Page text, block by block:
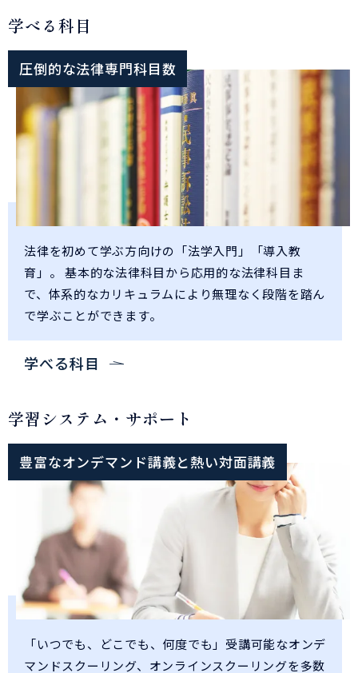
学べる科目
圧倒的な法律専門科目数
法律を初めて学ぶ方向けの「法学入門」「導入教
育」。
基本的な法律科目から応用的な法律科目ま
で、体系的なカリキュラムにより無理なく段階を踏ん
で学ぶことができます。
学べる科目
学習システム・サポート
豊富なオンデマンド講義と熱い対面講義
「いつでも、どこでも、何度でも」受講可能なオンデ
マンドスクーリング、オンラインスクーリングを多数